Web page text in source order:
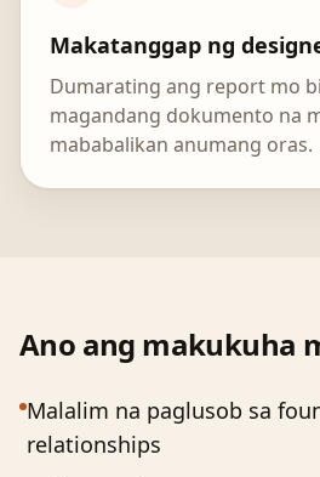
Makatanggap ng
Dumarating ang report mo
magandang dokumento na
mababalikan anumang oras.
Ano ang makukuha
Malalim na paglusob sa
relationships